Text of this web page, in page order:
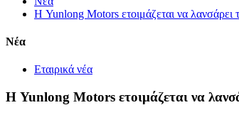
Η Yunlong Motors ετοιμάζεται να λανσάρει
Νέα
Εταιρικά νέα
Η Yunlong Motors ετοιμάζεται να